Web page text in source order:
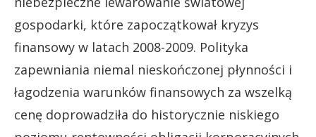
gospodarki, które zapoczątkował kryzys
finansowy w latach 2008-2009. Polityka
zapewniania niemal nieskończonej płynności i
łagodzenia warunków finansowych za wszelką
cenę doprowadziła do historycznie niskiego